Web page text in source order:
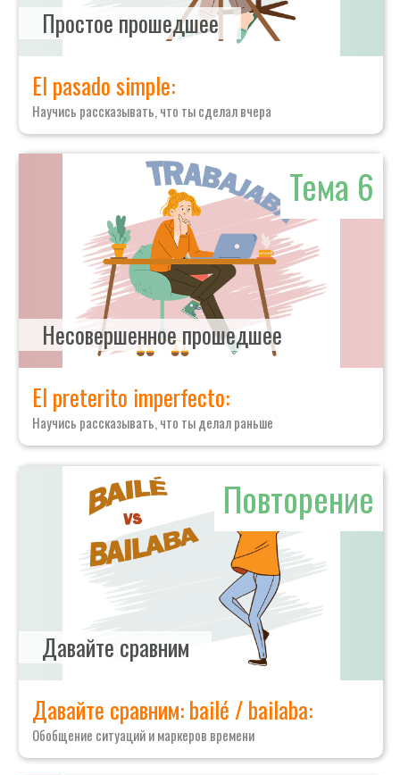
Простое прошедшее
El pasado simple:
Научись рассказывать, что ты сделал вчера
Тема 6
Несовершенное прошедшее
El preterito imperfecto:
Научись рассказывать, что ты делал раньше
Повторение
Давайте сравним
Давайте сравним: bailé / bailaba:
Обобщение ситуаций и маркеров времени